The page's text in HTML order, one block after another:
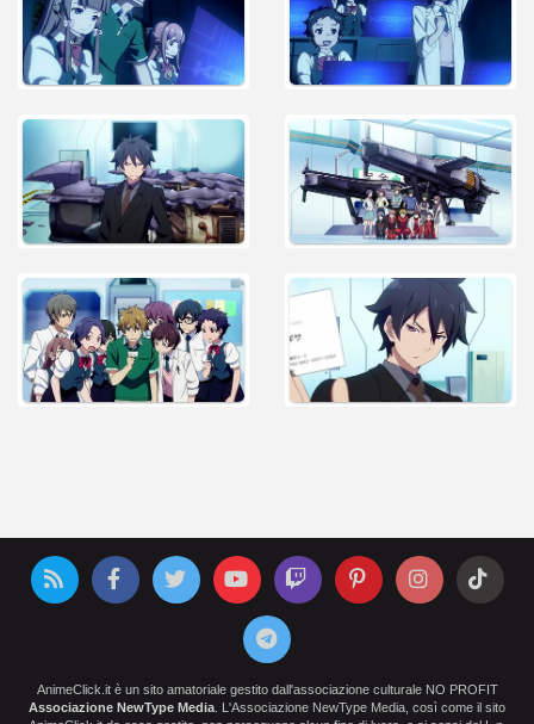
AnimeClick.it è un sito amatoriale gestito dall'associazione culturale NO PROFIT
Associazione NewType Media . L'Associazione NewType Media, così come il sito